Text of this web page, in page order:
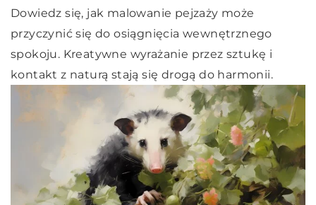
Dowiedz się, jak malowanie pejzaży może
przyczynić się do osiągnięcia wewnętrznego
spokoju. Kreatywne wyrażanie przez sztukę i
kontakt z naturą stają się drogą do harmonii.